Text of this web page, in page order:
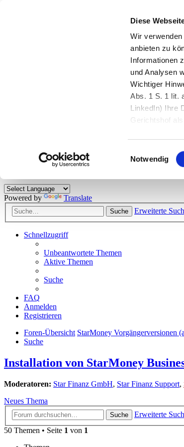
Diese
Wir
anbieten zu
Informationen
und Analysen
Wichtiger
Abs. 1 S. 1 lit.
LinkedIn) Ihre
Gerichtshof
Notwendig
Herzlich willkommen!
Kunden viele nützliche Hilfestellungen und
Powered by Translate
Suche Erweiterte
Schnellzugriff
Unbeantwortete Themen
Aktive Themen
Suche
FAQ
Anmelden
Registrieren
Foren-Übersicht StarMoney Vorgängerversionen
Suche
Installation von StarMoney
Moderatoren: Star Finanz GmbH, Star Finanz Support,
Neues Thema
Suche
Erweiterte
50 Themen • Seite 1 von 1